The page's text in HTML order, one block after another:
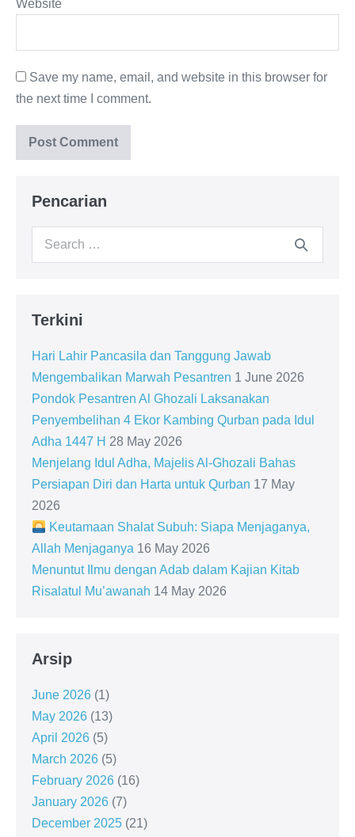
Website
Save my name, email, and website in this browser for
the next time I comment.
Pencarian
Search
Terkini
Hari Lahir Pancasila dan Tanggung Jawab
Mengembalikan Marwah Pesantren 1 June 2026
Pondok Pesantren Al Ghozali Laksanakan
Penyembelihan 4 Ekor Kambing Qurban pada Idul
Adha 1447 H 28 May 2026
Menjelang Idul Adha, Majelis Al-Ghozali Bahas
Persiapan Diri dan Harta untuk Qurban 17 May
2026
Keutamaan Shalat Subuh: Siapa Menjaganya,
Allah Menjaganya 16 May 2026
Menuntut Ilmu dengan Adab dalam Kajian Kitab
Risalatul Mu’awanah 14 May 2026
Arsip
June 2026 (1)
May 2026 (13)
April 2026 (5)
March 2026 (5)
February 2026 (16)
January 2026 (7)
December 2025 (21)